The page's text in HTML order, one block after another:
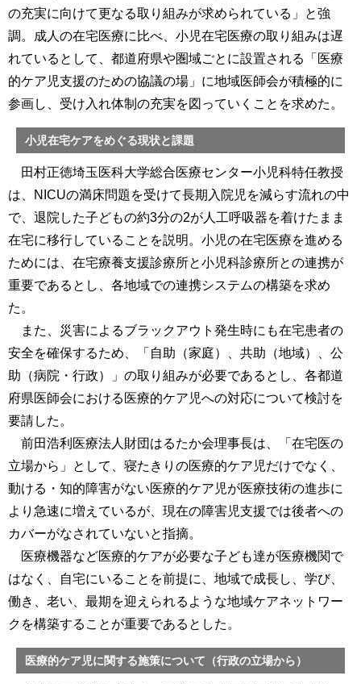
の充実に向けて更なる取り組みが求められている」と強
調。成人の在宅医療に比べ、小児在宅医療の取り組みは遅
れているとして、都道府県や圏域ごとに設置される「医療
的ケア児支援のための協議の場」に地域医師会が積極的に
参画し、受け入れ体制の充実を図っていくことを求めた。
小児在宅ケアをめぐる現状と課題
田村正徳埼玉医科大学総合医療センター小児科特任教授
は、NICUの満床問題を受けて長期入院児を減らす流れの中
で、退院した子どもの約3分の2が人工呼吸器を着けたまま
在宅に移行していることを説明。小児の在宅医療を進める
ためには、在宅療養支援診療所と小児科診療所との連携が
重要であるとし、各地域での連携システムの構築を求め
た。
また、災害によるブラックアウト発生時にも在宅患者の
安全を確保するため、「自助（家庭）、共助（地域）、公
助（病院・行政）」の取り組みが必要であるとし、各都道
府県医師会における医療的ケア児への対応について検討を
要請した。
前田浩利医療法人財団はるたか会理事長は、「在宅医の
立場から」として、寝たきりの医療的ケア児だけでなく、
動ける・知的障害がない医療的ケア児が医療技術の進歩に
より急速に増えているが、現在の障害児支援では後者への
カバーがなされていないと指摘。
医療機器など医療的ケアが必要な子ども達が医療機関で
はなく、自宅にいることを前提に、地域で成長し、学び、
働き、老い、最期を迎えられるような地域ケアネットワー
クを構築することが重要であるとした。
医療的ケア児に関する施策について（行政の立場から）